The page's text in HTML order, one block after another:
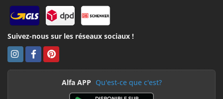
Suivez-nous sur les réseaux sociaux !
Alfa APP Qu'est-ce que c'est?